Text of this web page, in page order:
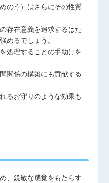
のう）はさらにその性質
存在意義を追求するはた
めるでしょう。
処理することの手助けを
関係の構築にも貢献する
るお守りのような効果も
、鋭敏な感覚をもたらす